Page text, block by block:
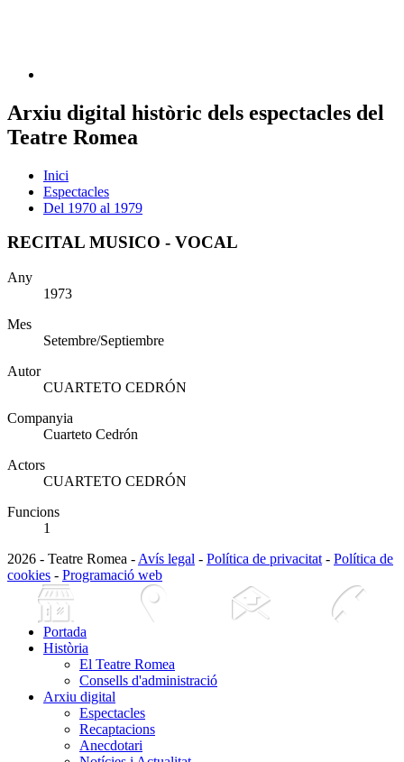
Arxiu digital històric dels espectacles del
Teatre Romea
Inici
Espectacles
Del 1970 al 1979
RECITAL MUSICO - VOCAL
Any
1973
Mes
Setembre/Septiembre
Autor
CUARTETO CEDRÓN
Companyia
Cuarteto Cedrón
Actors
CUARTETO CEDRÓN
Funcions
1
2026 - Teatre Romea - Avís legal - Política de privacitat - Política de
cookies - Programació web
Portada
Història
El Teatre Romea
Consells d'administració
Arxiu digital
Espectacles
Recaptacions
Anecdotari